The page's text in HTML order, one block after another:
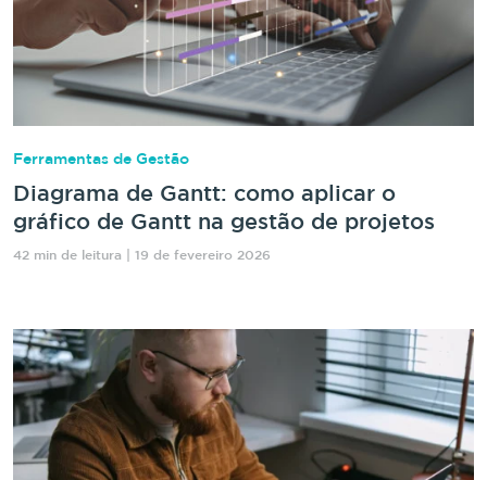
Ferramentas de Gestão
Diagrama de Gantt: como aplicar o
gráfico de Gantt na gestão de projetos
42 min de leitura | 19 de fevereiro 2026